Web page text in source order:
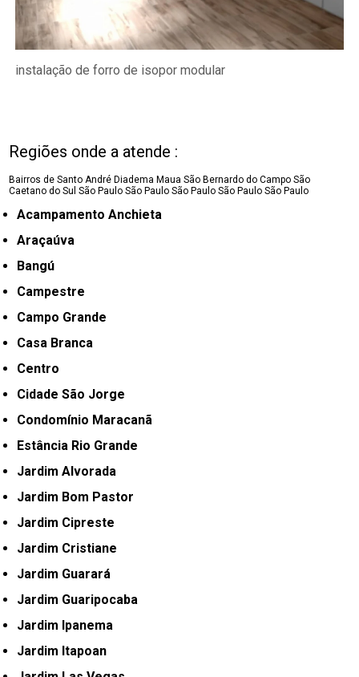
instalação de forro de isopor modular
Regiões onde a atende :
Bairros de Santo André Diadema Maua São Bernardo do Campo São
Caetano do SulSão Paulo São Paulo São Paulo São Paulo São Paulo
Acampamento Anchieta
Araçaúva
Bangú
Campestre
Campo Grande
Casa Branca
Centro
Cidade São Jorge
Condomínio Maracanã
Estância Rio Grande
Jardim Alvorada
Jardim Bom Pastor
Jardim Cipreste
Jardim Cristiane
Jardim Guarará
Jardim Guaripocaba
Jardim Ipanema
Jardim Itapoan